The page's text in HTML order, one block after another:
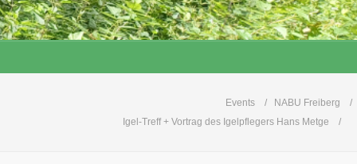
Events
NABU Freiberg
Igel-Treff + Vortrag des Igelpflegers Hans Metge